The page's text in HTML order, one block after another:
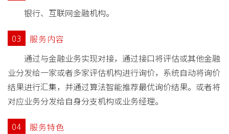
银行、互联网金融机构。
03
服务内容
通过与金融业务实现对接，通过接口将评估或其他金融
业分发给一家或者多家评估机构进行询价，系统自动将询价
结果进行汇集，并通过算法智能推荐最优询价结果。或者将
对应业务分发给自身分支机构或业务经理。
04
服务特色